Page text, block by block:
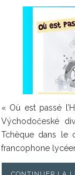
« Où est passé
Východočeské
Tchèque dans le
francophone